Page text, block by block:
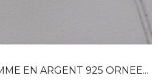
EN ARGENT 925 ORNEE...